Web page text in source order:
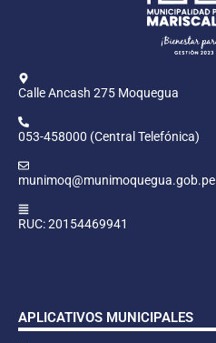
Calle Ancash 275 Moquegua
053-458000 (Central Telefónica)
munimoq@munimoquegua.gob.pe
RUC: 20154469941
APLICATIVOS MUNICIPALES